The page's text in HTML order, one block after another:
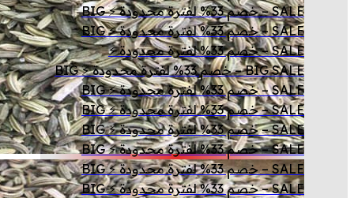
SALE – خصم 33% لفترة محدودة ⚡ BIG
SALE – خصم 33% لفترة محدودة ⚡ BIG
SALE – خصم 33% لفترة محدودة ⚡
BIG SALE – خصم 33% لفترة محدودة ⚡ BIG
SALE – خصم 33% لفترة محدودة ⚡ BIG
SALE – خصم 33% لفترة محدودة ⚡ BIG
SALE – خصم 33% لفترة محدودة ⚡ BIG
SALE – خصم 33% لفترة محدودة ⚡ BIG
SALE – خصم 33% لفترة محدودة ⚡ BIG
SALE – خصم 33% لفترة محدودة ⚡ BIG